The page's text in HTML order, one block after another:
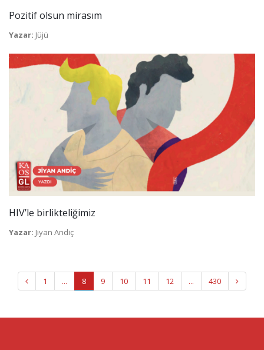
Pozitif olsun mirasım
Yazar: Jüjü
HIV’le birlikteliğimiz
Yazar: Jiyan Andiç
1 ... 8 9 10 11 12 ... 430